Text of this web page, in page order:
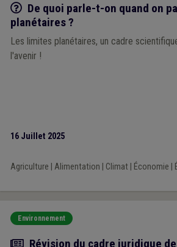
Q/R
De quoi parle-t-on quand on
planétaires ?
Les limites planétaires, un cadre
l'avenir !
16 Juillet 2025
Agriculture Alimentation Climat| Économie
Environnement
Actualité
Révision du cadre juridique